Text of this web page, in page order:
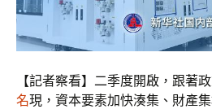
【記者察看】二季度開啟，跟著
名現，資本要素加快湊集、財產